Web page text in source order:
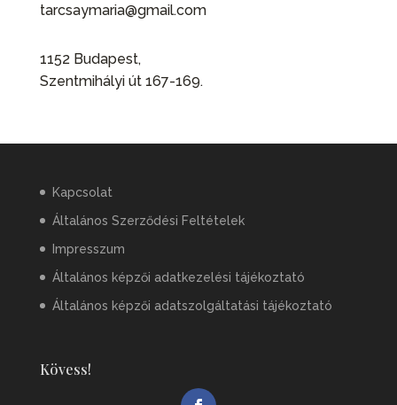
tarcsaymaria@gmail.com
1152 Budapest,
Szentmihályi út 167-169.
Kapcsolat
Általános Szerződési Feltételek
Impresszum
Általános képzői adatkezelési tájékoztató
Általános képzői adatszolgáltatási tájékoztató
Kövess!